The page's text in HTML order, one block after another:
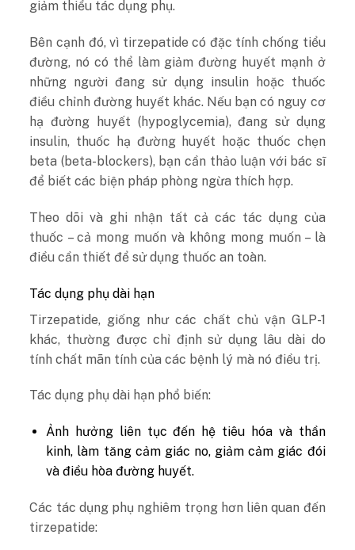
giảm thiểu tác dụng phụ.
Bên cạnh đó, vì tirzepatide có đặc tính chống tiểu
đường, nó có thể làm giảm đường huyết mạnh ở
những người đang sử dụng insulin hoặc thuốc
điều chỉnh đường huyết khác. Nếu bạn có nguy cơ
hạ đường huyết (hypoglycemia), đang sử dụng
insulin, thuốc hạ đường huyết hoặc thuốc chẹn
beta (beta-blockers), bạn cần thảo luận với bác sĩ
để biết các biện pháp phòng ngừa thích hợp.
Theo dõi và ghi nhận tất cả các tác dụng của
thuốc – cả mong muốn và không mong muốn – là
điều cần thiết để sử dụng thuốc an toàn.
Tác dụng phụ dài hạn
Tirzepatide, giống như các chất chủ vận GLP-1
khác, thường được chỉ định sử dụng lâu dài do
tính chất mãn tính của các bệnh lý mà nó điều trị.
Tác dụng phụ dài hạn phổ biến:
Ảnh hưởng liên tục đến hệ tiêu hóa và thần
kinh, làm tăng cảm giác no, giảm cảm giác đói
và điều hòa đường huyết.
Các tác dụng phụ nghiêm trọng hơn liên quan đến
tirzepatide: